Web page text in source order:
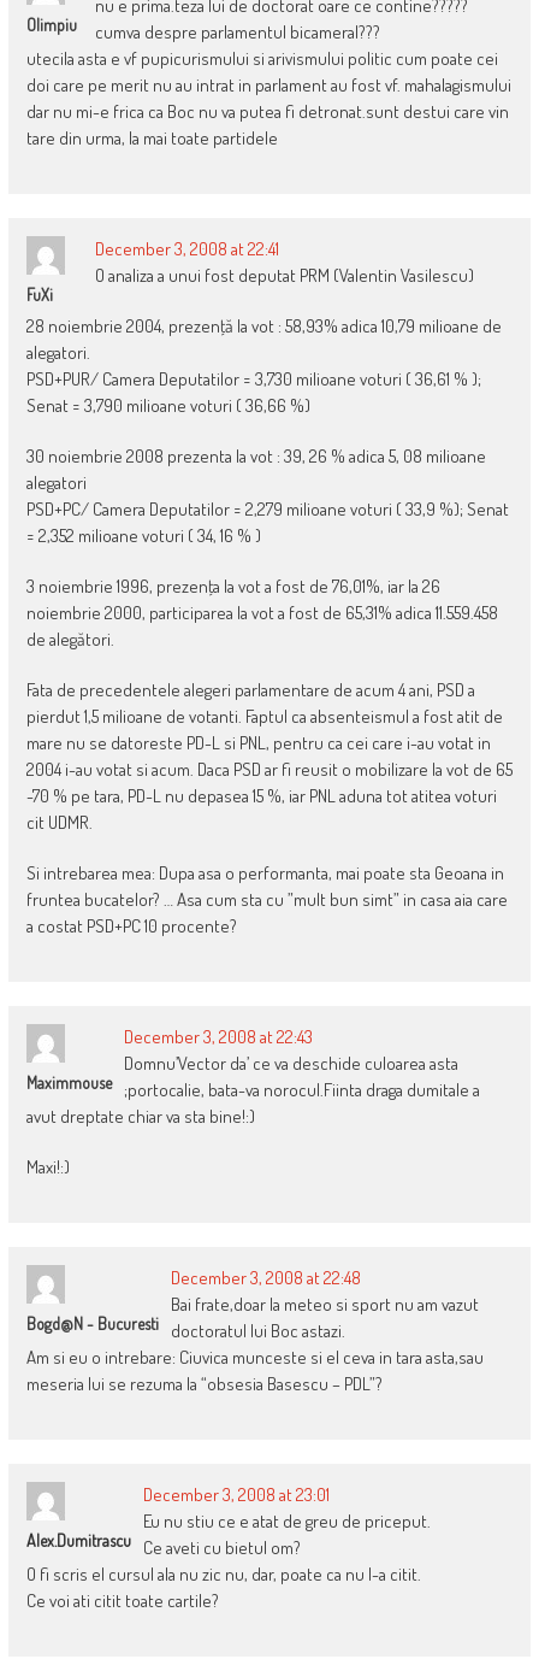
Olimpiu
nu e prima.teza lui de doctorat oare ce contine?????
cumva despre parlamentul bicameral???
utecila asta e vf pupicurismului si arivismului politic cum poate cei
doi care pe merit nu au intrat in parlament au fost vf. mahalagismului
dar nu mi-e frica ca Boc nu va putea fi detronat.sunt destui care vin
tare din urma, la mai toate partidele
FuXi
December 3, 2008 at 22:41
O analiza a unui fost deputat PRM (Valentin Vasilescu)
28 noiembrie 2004, prezenţă la vot : 58,93% adica 10,79 milioane de
alegatori.
PSD+PUR/ Camera Deputatilor = 3,730 milioane voturi ( 36,61 % );
Senat = 3,790 milioane voturi ( 36,66 %)
30 noiembrie 2008 prezenta la vot : 39, 26 % adica 5, 08 milioane
alegatori
PSD+PC/ Camera Deputatilor = 2,279 milioane voturi ( 33,9 %); Senat
= 2,352 milioane voturi ( 34, 16 % )
3 noiembrie 1996, prezenţa la vot a fost de 76,01%, iar la 26
noiembrie 2000, participarea la vot a fost de 65,31% adica 11.559.458
de alegători.
Fata de precedentele alegeri parlamentare de acum 4 ani, PSD a
pierdut 1,5 milioane de votanti. Faptul ca absenteismul a fost atit de
mare nu se datoreste PD-L si PNL, pentru ca cei care i-au votat in
2004 i-au votat si acum. Daca PSD ar fi reusit o mobilizare la vot de 65
-70 % pe tara, PD-L nu depasea 15 %, iar PNL aduna tot atitea voturi
cit UDMR.
Si intrebarea mea: Dupa asa o performanta, mai poate sta Geoana in
fruntea bucatelor? … Asa cum sta cu ”mult bun simt” in casa aia care
a costat PSD+PC 10 procente?
Maximmouse
December 3, 2008 at 22:43
Domnu’Vector da’ ce va deschide culoarea asta
;portocalie, bata-va norocul.Fiinta draga dumitale a
avut dreptate chiar va sta bine!:)
Maxi!:)
Bogd@n - Bucuresti
December 3, 2008 at 22:48
Bai frate,doar la meteo si sport nu am vazut
doctoratul lui Boc astazi.
Am si eu o intrebare: Ciuvica munceste si el ceva in tara asta,sau
meseria lui se rezuma la “obsesia Basescu – PDL”?
Alex.dumitrascu
December 3, 2008 at 23:01
Eu nu stiu ce e atat de greu de priceput.
Ce aveti cu bietul om?
O fi scris el cursul ala nu zic nu, dar, poate ca nu l-a citit.
Ce voi ati citit toate cartile?